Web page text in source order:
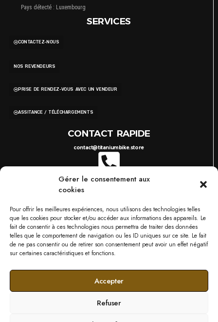
Gérer le consentement aux
cookies
Pour offrir les meilleures expériences, nous utilisons des technologies telles
que les cookies pour stocker et/ou accéder aux informations des appareils. Le
fait de consentir à ces technologies nous permettra de traiter des données
telles que le comportement de navigation ou les ID uniques sur ce site. Le fait
de ne pas consentir ou de retirer son consentement peut avoir un effet négatif
sur certaines caractéristiques et fonctions.
Accepter
Refuser
Pays détecté : Luxembourg
SERVICES
CONTACTEZ-NOUS
NOS REVENDEURS
PRISE DE RENDEZ-VOUS AVEC UN VENDEUR
ASSITANCE / TÉLÉCHARGEMENTS
CONTACT RAPIDE
contact@titaniumbike.store
0035 26 61 40 36 17
749 RUE DU BOIS D'ORLY, 57685 AUGNY
NOS MARQUES